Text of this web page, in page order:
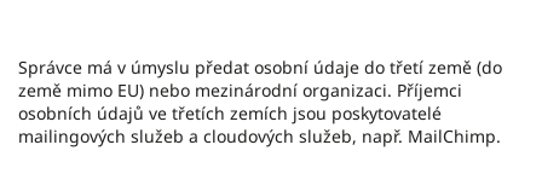
Správce má v úmyslu předat osobní údaje do třetí země (do
země mimo EU) nebo mezinárodní organizaci. Příjemci
osobních údajů ve třetích zemích jsou poskytovatelé
mailingových služeb a cloudových služeb, např. MailChimp.